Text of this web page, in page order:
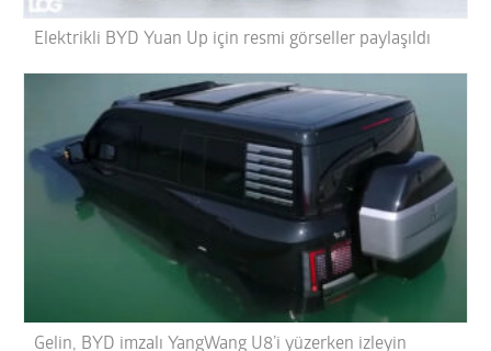
Elektrikli BYD Yuan Up için resmi görseller paylaşıldı
Gelin, BYD imzalı YangWang U8’i yüzerken izleyin